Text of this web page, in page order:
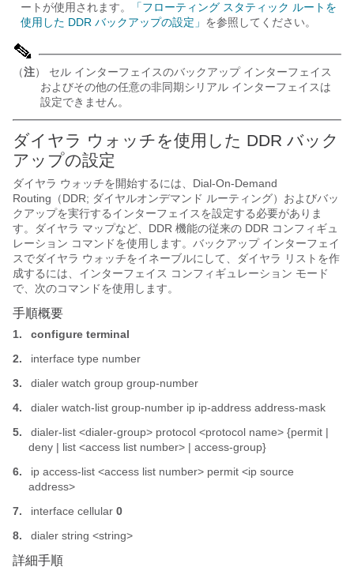
ートが使用されます。
「フローティング スタティック ルートを
使用した DDR バックアップの設定」 を参照してください。
（注） セル インターフェイスのバックアップ インターフェイス
およびその他の任意の非同期シリアル インターフェイスは
設定できません。
ダイヤラ ウォッチを使用した DDR バック
アップの設定
ダイヤラ ウォッチを開始するには、Dial-On-Demand
Routing（DDR; ダイヤルオンデマンド ルーティング）およびバッ
クアップを実行するインターフェイスを設定する必要がありま
す。ダイヤラ マップなど、DDR 機能の従来の DDR コンフィギュ
レーション コマンドを使用します。バックアップ インターフェイ
スでダイヤラ ウォッチをイネーブルにして、ダイヤラ リストを作
成するには、インターフェイス コンフィギュレーション モード
で、次のコマンドを使用します。
手順概要
1.
configure terminal
2.
interface type number
3.
dialer watch group group-number
4.
dialer watch-list group-number ip ip-address address-mask
5.
dialer-list <dialer-group> protocol <protocol name> {permit |
deny | list <access list number> | access-group}
6.
ip access-list <access list number> permit <ip source
address>
7.
interface cellular 0
8.
dialer string <string>
詳細手順